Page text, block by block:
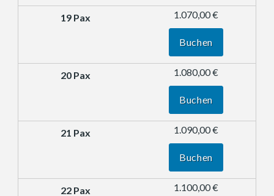
1.070,00 €
Buchen
1.080,00 €
Buchen
1.090,00 €
Buchen
1.100,00 €